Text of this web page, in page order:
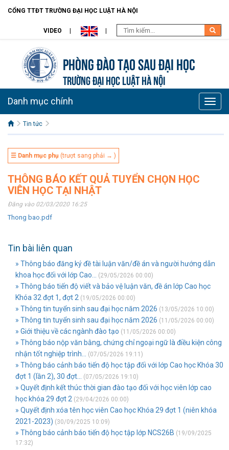
CỔNG TTĐT TRƯỜNG ĐẠI HỌC LUẬT HÀ NỘI
VIDEO
Phòng Đào tạo Sau đại học
TRƯỜNG ĐẠI HỌC LUẬT HÀ NỘI
Toggle
Danh mục chính
Tin tức
☰ Danh mục phụ (trượt sang phải → )
THÔNG BÁO KẾT QUẢ TUYỂN CHỌN HỌC
VIÊN HỌC TẠI NHẬT
Đăng vào 02/03/2020 16:25
Thong bao.pdf
Tin bài liên quan
» Thông báo đăng ký đề tài luận văn/đề án và người hướng dẫn
khoa học đối với lớp Cao...
(29/05/2026 00:00)
» Thông báo tiến độ viết và bảo vệ luận văn, đề án lớp Cao học
Khóa 32 đợt 1, đợt 2 (19/05/2026 00:00)
» Thông tin tuyển sinh sau đại học năm 2026 (13/05/2026 10:00)
» Thông tin tuyển sinh sau đại học năm 2026 (11/05/2026 00:00)
» Giới thiệu về các ngành đào tạo (11/05/2026 00:00)
» Thông báo nộp văn bằng, chứng chỉ ngoại ngữ là điều kiện công
nhận tốt nghiệp trình...
(07/05/2026 19:11)
» Thông báo cảnh báo tiến độ học tập đối với lớp Cao học Khóa 30
đợt 1 (lần 2), 30 đợt...
(07/05/2026 19:10)
» Quyết định kết thúc thời gian đào tạo đối với học viên lớp cao
học khóa 29 đợt 2 (29/04/2026 00:00)
» Quyết định xóa tên học viên Cao học Khóa 29 đợt 1 (niên khóa
2021-2023) (30/09/2025 10:09)
» Thông báo cảnh báo tiến độ học tập lớp NCS26B (19/09/2025
17:32)